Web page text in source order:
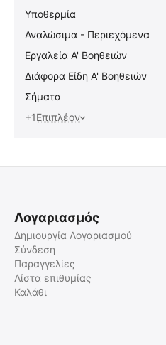
Υποθερμία
Αναλώσιμα - Περιεχόμενα
Εργαλεία Α' Βοηθειών
Διάφορα Είδη Α' Βοηθειών
Σήματα
+1Επιπλέον
Λογαριασμός
Δημιουργία Λογαριασμού
Σύνδεση
Παραγγελίες
Λίστα επιθυμίας
Καλάθι